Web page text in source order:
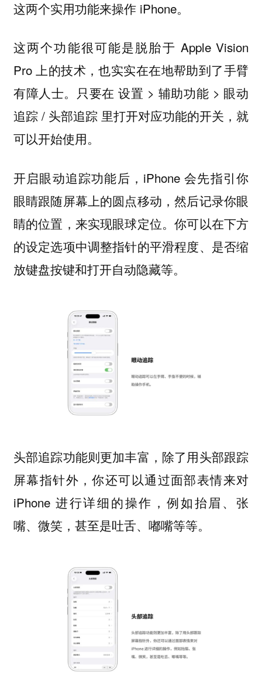
这两个实用功能来操作 iPhone。
这两个功能很可能是脱胎于 Apple Vision
Pro 上的技术，也实实在在地帮助到了手臂
有障人士。只要在 设置 > 辅助功能 > 眼动
追踪 / 头部追踪 里打开对应功能的开关，就
可以开始使用。
开启眼动追踪功能后，iPhone 会先指引你
眼睛跟随屏幕上的圆点移动，然后记录你眼
睛的位置，来实现眼球定位。你可以在下方
的设定选项中调整指针的平滑程度、是否缩
放键盘按键和打开自动隐藏等。
头部追踪功能则更加丰富，除了用头部跟踪
屏幕指针外，你还可以通过面部表情来对
iPhone 进行详细的操作，例如抬眉、张
嘴、微笑，甚至是吐舌、嘟嘴等等。